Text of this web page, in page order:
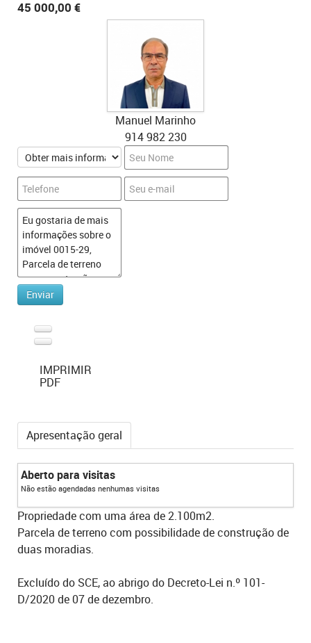
45 000,00 €
Manuel Marinho
914 982 230
IMPRIMIR
PDF
Apresentação geral
Aberto para visitas
Não estão agendadas nenhumas visitas
Propriedade com uma área de 2.100m2.
Parcela de terreno com possibilidade de construção de
duas moradias.
Excluído do SCE, ao abrigo do Decreto-Lei n.º 101-
D/2020 de 07 de dezembro.